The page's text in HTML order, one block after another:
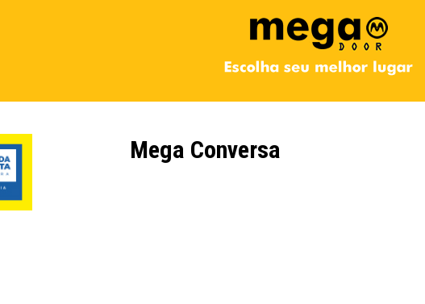
Mega Conversa